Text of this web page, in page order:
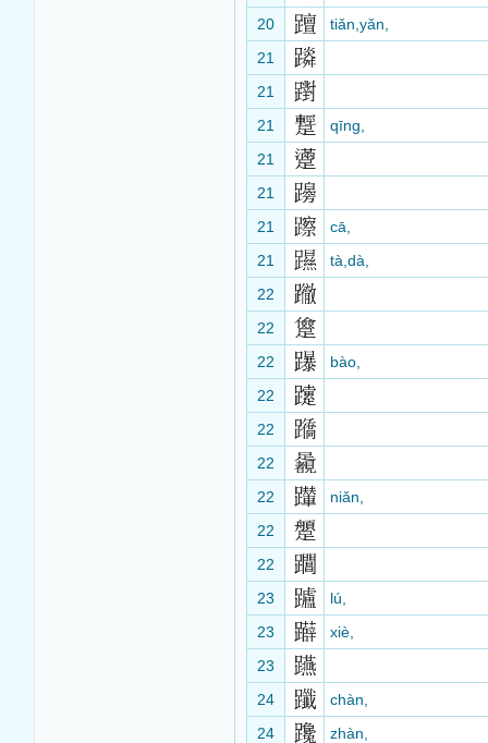
20
tiǎn,yǎn,
21
21
21
qīng,
21
21
21
cā,
21
tà,dà,
22
22
22
bào,
22
22
22
22
niǎn,
22
22
23
lú,
23
xiè,
23
24
chàn,
24
zhàn,